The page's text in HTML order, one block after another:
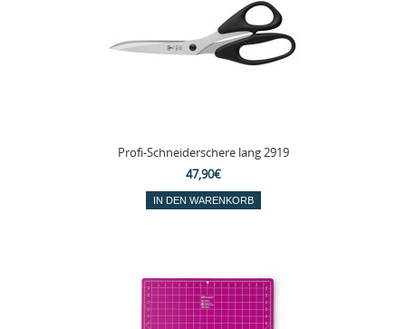
Profi-Schneiderschere lang 2919
47,90€